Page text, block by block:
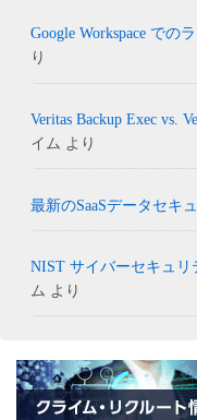
Google Workspace での
り
Veritas Backup Exec vs.
イム より
最新のSaaSデータセキ
NIST サイバーセキュ
ム より